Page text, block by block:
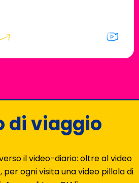
di viaggio
il video-diario: oltre al video
ogni visita una video pillola di